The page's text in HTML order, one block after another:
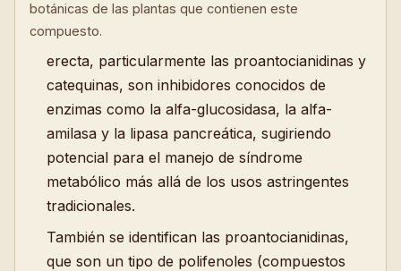
botánicas de las plantas que contienen este
compuesto.
erecta, particularmente las proantocianidinas y
catequinas, son inhibidores conocidos de
enzimas como la alfa-glucosidasa, la alfa-
amilasa y la lipasa pancreática, sugiriendo
potencial para el manejo de síndrome
metabólico más allá de los usos astringentes
tradicionales.
También se identifican las proantocianidinas,
que son un tipo de polifenoles (compuestos